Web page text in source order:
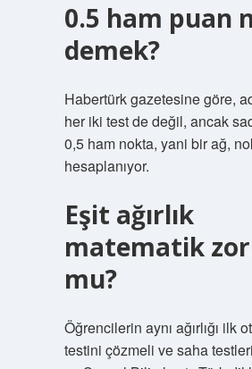
0.5 ham puan
demek?
Habertürk gazetesine göre,
her iki test de değil, ancak
0,5 ham nokta, yani bir ağ,
hesaplanıyor.
Eşit ağırlık
matematik
mu?
Öğrencilerin aynı ağırlığı ilk
testini çözmeli ve saha